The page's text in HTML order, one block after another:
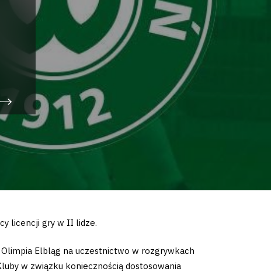
licencji gry w II lidze.
Olimpia Elbląg na uczestnictwo w rozgrywkach
w związku koniecznością dostosowania